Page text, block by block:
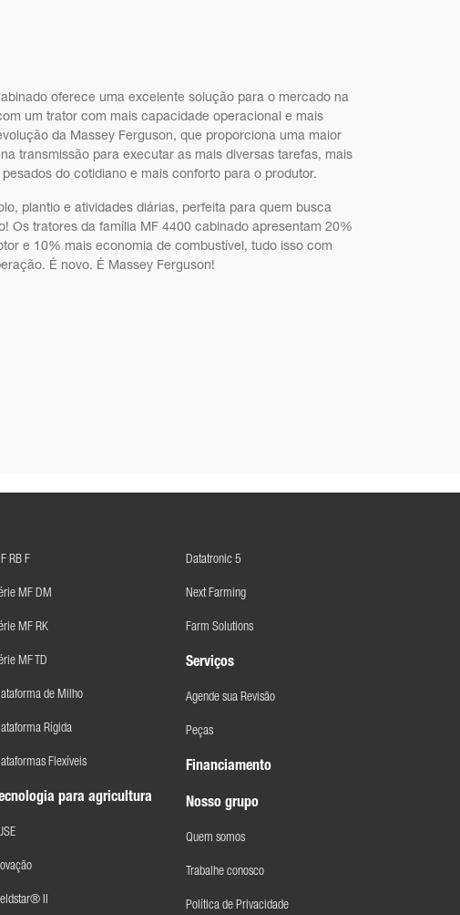
oferece uma excelente solução para o mercado na
um trator com mais capacidade operacional e mais
da Massey Ferguson, que proporciona uma maior
transmissão para executar as mais diversas tarefas, mais
do cotidiano e mais conforto para o produtor.
plantio e atividades diárias, perfeita para quem busca
Os tratores da família MF 4400 cabinado apresentam 20%
e 10% mais economia de combustível, tudo isso com
É novo. É Massey Ferguson!
RB F
MF DM
MF RK
MF TD
de Milho
Rígida
Flexíveis
para agricultura
II
Datatronic 5
Next Farming
Farm Solutions
Serviços
Agende sua Revisão
Peças
Financiamento
Nosso grupo
Quem somos
Trabalhe conosco
Política de Privacidade